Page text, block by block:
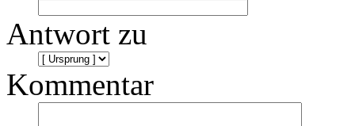
Antwort zu
Kommentar